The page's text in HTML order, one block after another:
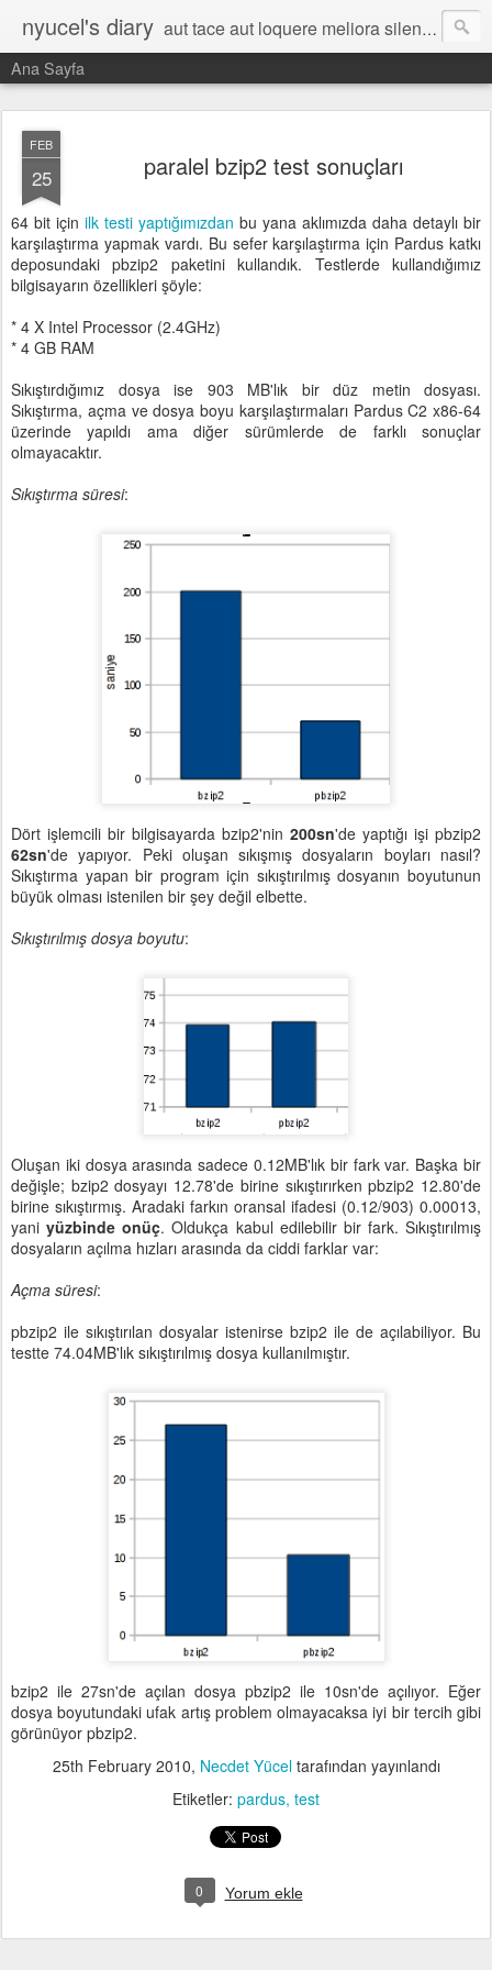
nyucel's diary aut tace aut loquere meliora silentio
Ana Sayfa
FEB
25 paralel bzip2 test sonuçları
64 bit için ilk testi yaptığımızdan bu yana aklımızda daha detaylı bir
karşılaştırma yapmak vardı. Bu sefer karşılaştırma için Pardus katkı
deposundaki pbzip2 paketini kullandık. Testlerde kullandığımız
bilgisayarın özellikleri şöyle:
* 4 X Intel Processor (2.4GHz)
* 4 GB RAM
Sıkıştırdığımız dosya ise 903 MB'lık bir düz metin dosyası.
Sıkıştırma, açma ve dosya boyu karşılaştırmaları Pardus C2 x86-64
üzerinde yapıldı ama diğer sürümlerde de farklı sonuçlar
olmayacaktır.
Sıkıştırma süresi:
Dört işlemcili bir bilgisayarda bzip2'nin 200sn'de yaptığı işi pbzip2
62sn'de yapıyor. Peki oluşan sıkışmış dosyaların boyları nasıl?
Sıkıştırma yapan bir program için sıkıştırılmış dosyanın boyutunun
büyük olması istenilen bir şey değil elbette.
Sıkıştırılmış dosya boyutu:
Oluşan iki dosya arasında sadece 0.12MB'lık bir fark var. Başka bir
değişle; bzip2 dosyayı 12.78'de birine sıkıştırırken pbzip2 12.80'de
birine sıkıştırmış. Aradaki farkın oransal ifadesi (0.12/903) 0.00013,
yaniyüzbinde onüç. Oldukça kabul edilebilir bir fark. Sıkıştırılmış
dosyaların açılma hızları arasında da ciddi farklar var:
Açma süresi:
pbzip2 ile sıkıştırılan dosyalar istenirse bzip2 ile de açılabiliyor. Bu
testte 74.04MB'lık sıkıştırılmış dosya kullanılmıştır.
bzip2 ile 27sn'de açılan dosya pbzip2 ile 10sn'de açılıyor. Eğer
dosya boyutundaki ufak artış problem olmayacaksa iyi bir tercih gibi
görünüyor pbzip2.
25th February 2010, Necdet Yüceltarafından yayınlandı
Etiketler: pardus test
0 Yorum ekle